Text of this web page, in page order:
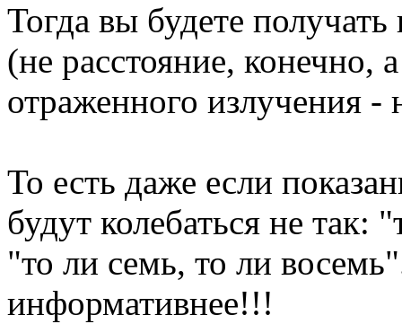
Тогда вы будете
(не расстояние, конечно,
отраженного излучения -
То есть даже если
будут колебаться не так:
"то ли семь, то ли
информативнее!!!